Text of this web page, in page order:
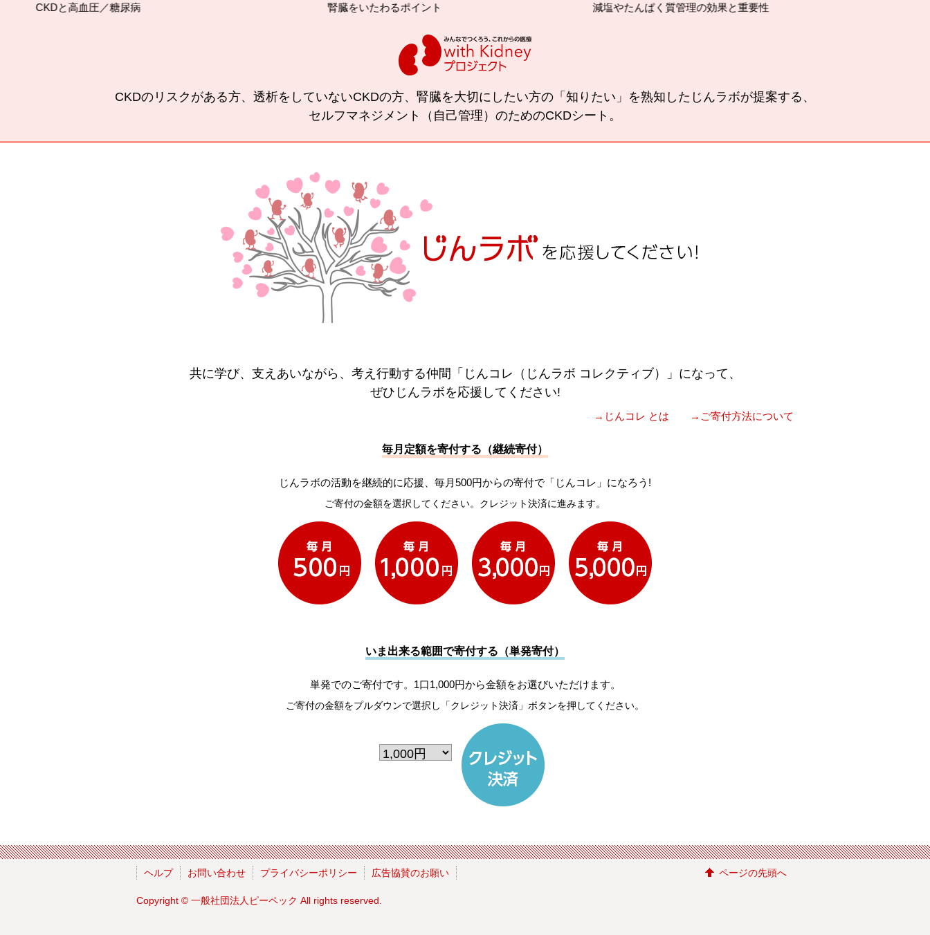
圧／糖尿病 腎臓をいたわるポイント 減塩やたんぱく質管理の効果と重要性
CKDのリスクがある方、透析をしていないCKDの方、腎臓を大切にしたい方の「知りたい」を熟知したじんラボが提案する、
セルフマネジメント（自己管理）のためのCKDシート。
共に学び、支えあいながら、考え行動する仲間「じんコレ（じんラボ コレクティブ）」になって、
ぜひじんラボを応援してください!
→じんコレ とは →ご寄付方法について
毎月定額を寄付する（継続寄付）
じんラボの活動を継続的に応援、毎月500円からの寄付で「じんコレ」になろう!
ご寄付の金額を選択してください。クレジット決済に進みます。
いま出来る範囲で寄付する（単発寄付）
単発でのご寄付です。1口1,000円から金額をお選びいただけます。
ご寄付の金額をプルダウンで選択し「クレジット決済」ボタンを押してください。
ヘルプ お問い合わせ プライバシーポリシー 広告協賛のお願い ページの先頭へ
Copyright © 一般社団法人ピーペック All rights reserved.